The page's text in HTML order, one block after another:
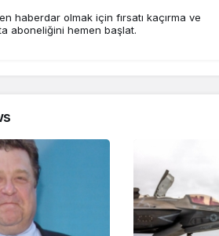
haberdar olmak için fırsatı kaçırma ve
aboneliğini hemen başlat.